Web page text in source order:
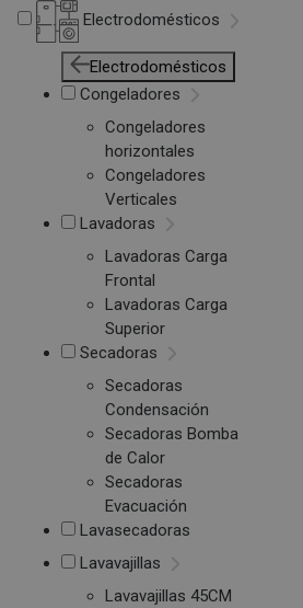
Electrodomésticos
Electrodomésticos
Congeladores
Congeladores
horizontales
Congeladores
Verticales
Lavadoras
Lavadoras Carga
Frontal
Lavadoras Carga
Superior
Secadoras
Secadoras
Condensación
Secadoras Bomba
de Calor
Secadoras
Evacuación
Lavasecadoras
Lavavajillas
Lavavajillas 45CM